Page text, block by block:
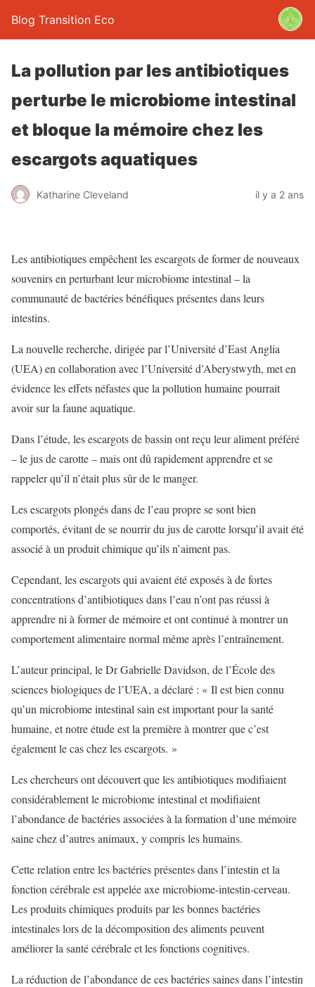
Blog Transition Eco
La pollution par les antibiotiques
perturbe le microbiome intestinal
et bloque la mémoire chez les
escargots aquatiques
Katharine Cleveland il y a 2 ans
Les antibiotiques empêchent les escargots de former de nouveaux
souvenirs en perturbant leur microbiome intestinal – la
communauté de bactéries bénéfiques présentes dans leurs
intestins.
La nouvelle recherche, dirigée par l’Université d’East Anglia
(UEA) en collaboration avec l’Université d’Aberystwyth, met en
évidence les effets néfastes que la pollution humaine pourrait
avoir sur la faune aquatique.
Dans l’étude, les escargots de bassin ont reçu leur aliment préféré
– le jus de carotte – mais ont dû rapidement apprendre et se
rappeler qu’il n’était plus sûr de le manger.
Les escargots plongés dans de l’eau propre se sont bien
comportés, évitant de se nourrir du jus de carotte lorsqu’il avait été
associé à un produit chimique qu’ils n’aiment pas.
Cependant, les escargots qui avaient été exposés à de fortes
concentrations d’antibiotiques dans l’eau n’ont pas réussi à
apprendre ni à former de mémoire et ont continué à montrer un
comportement alimentaire normal même après l’entraînement.
L’auteur principal, le Dr Gabrielle Davidson, de l’École des
sciences biologiques de l’UEA, a déclaré : « Il est bien connu
qu’un microbiome intestinal sain est important pour la santé
humaine, et notre étude est la première à montrer que c’est
également le cas chez les escargots. »
Les chercheurs ont découvert que les antibiotiques modifiaient
considérablement le microbiome intestinal et modifiaient
l’abondance de bactéries associées à la formation d’une mémoire
saine chez d’autres animaux, y compris les humains.
Cette relation entre les bactéries présentes dans l’intestin et la
fonction cérébrale est appelée axe microbiome-intestin-cerveau.
Les produits chimiques produits par les bonnes bactéries
intestinales lors de la décomposition des aliments peuvent
améliorer la santé cérébrale et les fonctions cognitives.
La réduction de l’abondance de ces bactéries saines dans l’intestin